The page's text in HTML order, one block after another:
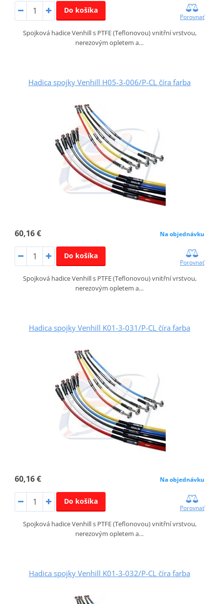
Do košíka
Porovnať
Spojková hadice Venhill s PTFE (Teflonovou) vnitřní vrstvou,
nerezovým opletem a…
Hadica spojky Venhill H05-3-006/P-CL číra farba
60,16 € Na objednávku
Do košíka
Porovnať
Spojková hadice Venhill s PTFE (Teflonovou) vnitřní vrstvou,
nerezovým opletem a…
Hadica spojky Venhill K01-3-031/P-CL číra farba
60,16 € Na objednávku
Do košíka
Porovnať
Spojková hadice Venhill s PTFE (Teflonovou) vnitřní vrstvou,
nerezovým opletem a…
Hadica spojky Venhill K01-3-032/P-CL číra farba